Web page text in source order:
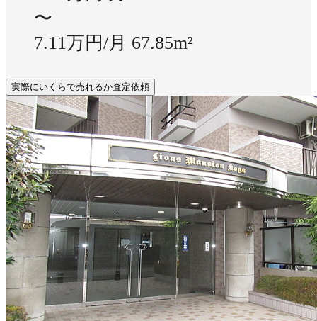
〜
7.11万円/月 67.85m²
実際にいくらで売れるか査定依頼